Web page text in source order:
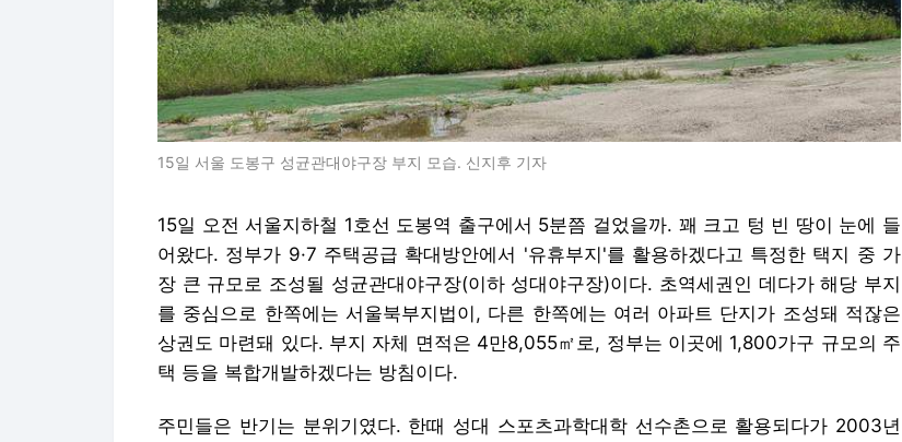
15일 서울 도봉구 성균관대야구장 부지 모습. 신지후 기자
15일 오전 서울지하철 1호선 도봉역 출구에서 5분쯤 걸었을까. 꽤 크고 텅 빈 땅이 눈에 들
어왔다. 정부가 9·7 주택공급 확대방안에서 '유휴부지'를 활용하겠다고 특정한 택지 중 가
장 큰 규모로 조성될 성균관대야구장(이하 성대야구장)이다. 초역세권인 데다가 해당 부지
를 중심으로 한쪽에는 서울북부지법이, 다른 한쪽에는 여러 아파트 단지가 조성돼 적잖은
상권도 마련돼 있다. 부지 자체 면적은 4만8,055㎡로, 정부는 이곳에 1,800가구 규모의 주
택 등을 복합개발하겠다는 방침이다.
주민들은 반기는 분위기였다. 한때 성대 스포츠과학대학 선수촌으로 활용되다가 2003년